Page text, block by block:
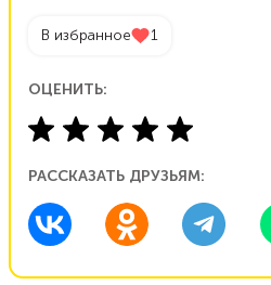
В избранное 1
ОЦЕНИТЬ:
РАССКАЗАТЬ ДРУЗЬЯМ: